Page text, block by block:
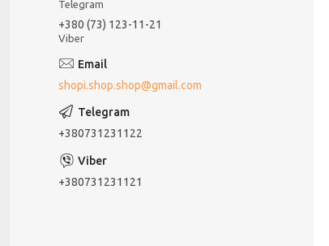
Telegram
+380 (73) 123-11-21
Viber
shopi.shop.shop@gmail.com
+380731231122
+380731231121